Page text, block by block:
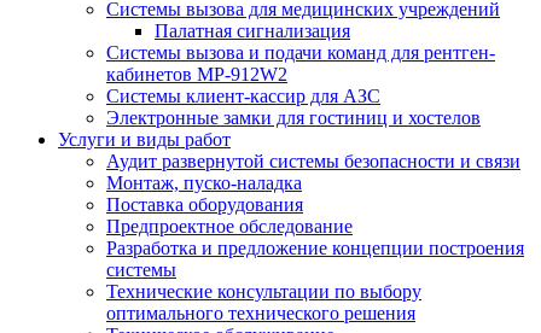
Системы вызова для медицинских учреждений
Палатная сигнализация
Системы вызова и подачи команд для рентген-
кабинетов MP-912W2
Системы клиент-кассир для АЗС
Электронные замки для гостиниц и хостелов
Услуги и виды работ
Аудит развернутой системы безопасности и связи
Монтаж, пуско-наладка
Поставка оборудования
Предпроектное обследование
Разработка и предложение концепции построения
системы
Технические консультации по выбору
оптимального технического решения